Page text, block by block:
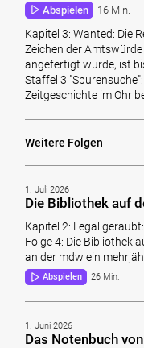
Abspielen 16 Min.
Kapitel 3: Wanted: Die
Zeichen der
angefertigt wurde, ist
Staffel 3
Zeitgeschichte im Ohr
Weitere Folgen
1. Juli 2026
Die Bibliothek auf
Kapitel 2: Legal
Folge 4: Die Bibliothek
an der mdw ein
Abspielen 26 Min.
1. Juni 2026
Das Notenbuch